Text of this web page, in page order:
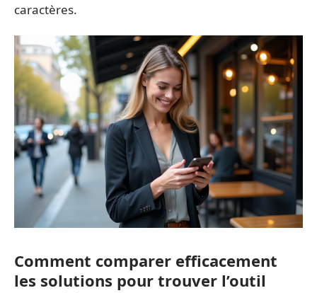
caractères.
Comment comparer efficacement
les solutions pour trouver l’outil